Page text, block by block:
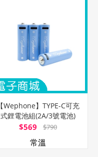
【Wephone】TYPE-C可充
式鋰電池組(2A/3號電池)
$569 $790
常溫